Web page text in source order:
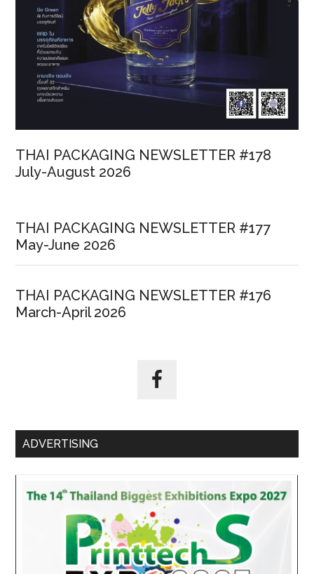
THAI PACKAGING NEWSLETTER #178
July-August 2026
THAI PACKAGING NEWSLETTER #177
May-June 2026
THAI PACKAGING NEWSLETTER #176
March-April 2026
ADVERTISING